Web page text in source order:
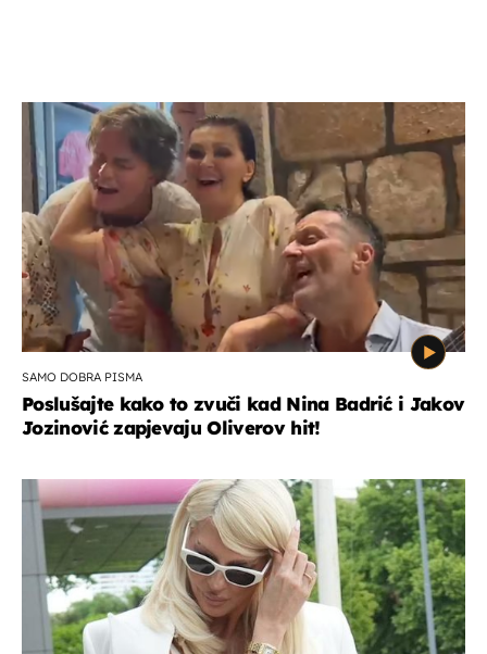
SAMO DOBRA PISMA
Poslušajte kako to zvuči kad Nina Badrić i Jakov
Jozinović zapjevaju Oliverov hit!